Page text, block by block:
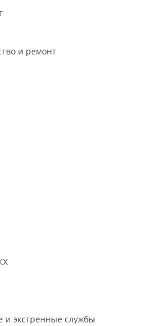
и ремонт
экстренные службы